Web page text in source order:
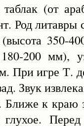
(от
Род
350-
200 мм),
При игре Т.
Звук
Ближе к краю